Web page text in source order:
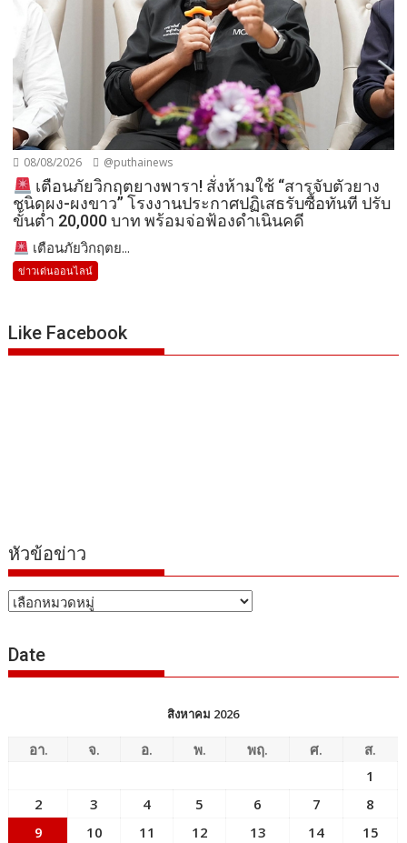
08/08/2026 @puthainews
เตือนภัยวิกฤตยางพารา! สั่งห้ามใช้ “สารจับตัวยาง
ชนิดผง-ผงขาว” โรงงานประกาศปฏิเสธรับซื้อทันที ปรับ
ขั้นต่ำ 20,000 บาท พร้อมจ่อฟ้องดำเนินคดี
เตือนภัยวิกฤตย...
ข่าวเด่นออนไลน์
Like Facebook
หัวข้อข่าว
หัวข้อ
Date
สิงหาคม 2026
อา. จ. อ. พ. พฤ. ศ.
ส.
1
2
3 4 5 6 7
8
9
10 11 12 13 14
15